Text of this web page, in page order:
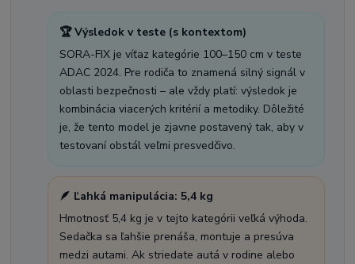
🏆 Výsledok v teste (s kontextom)
SORA-FIX je víťaz kategórie 100–150 cm v teste
ADAC 2024. Pre rodiča to znamená silný signál v
oblasti bezpečnosti – ale vždy platí: výsledok je
kombinácia viacerých kritérií a metodiky. Dôležité
je, že tento model je zjavne postavený tak, aby v
testovaní obstál veľmi presvedčivo.
🪶 Ľahká manipulácia: 5,4 kg
Hmotnosť 5,4 kg je v tejto kategórii veľká výhoda.
Sedačka sa ľahšie prenáša, montuje a presúva
medzi autami. Ak striedate autá v rodine alebo